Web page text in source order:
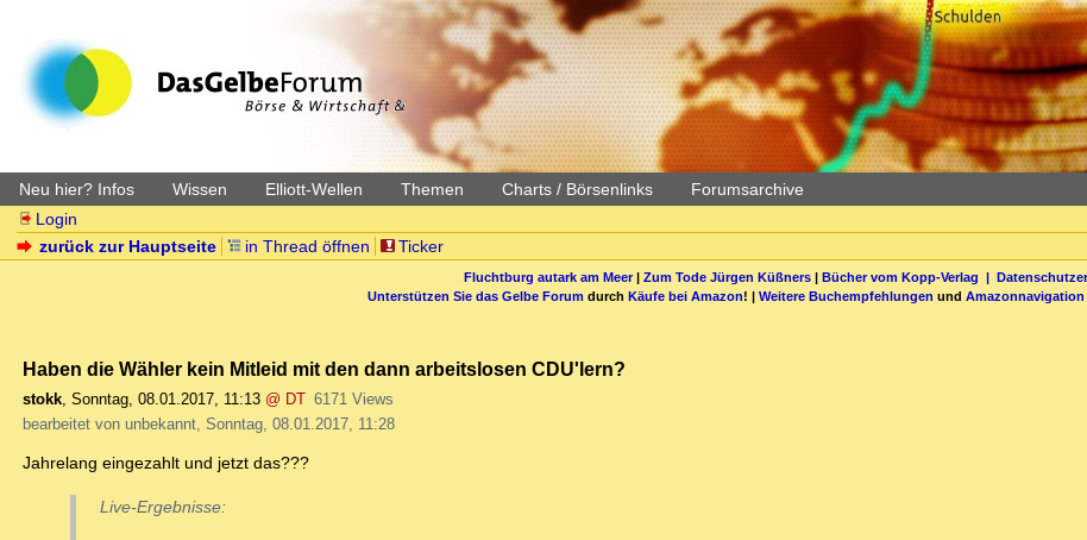
Neu hier? Infos Wissen Elliott-Wellen Themen Charts / Börsenlinks Forumsarchive
Login
zurück zur Hauptseite
in Thread öffnen Ticker
Fluchtburg autark am Meer| Zum Tode Jürgen Küßners| Bücher vom Kopp-Verlag |
Unterstützen Sie das Gelbe Forum durch Käufe bei Amazon! | Weitere Buchempfehlungen und Amazonnavigation
Haben die Wähler kein Mitleid mit den dann arbeitslosen CDU'lern?
stokk, Sonntag, 08.01.2017, 11:13 @ DT 6171 Views
bearbeitet von unbekannt, Sonntag, 08.01.2017, 11:28
Jahrelang eingezahlt und jetzt das???
Live-Ergebnisse: